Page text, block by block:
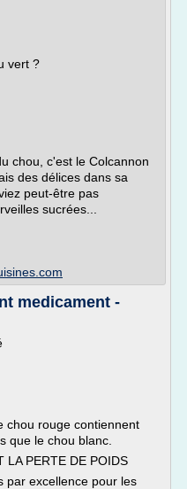
vert ?
chou, c'est le Colcannon
des délices dans sa
peut-être pas
sucrées...
medicament -
chou rouge contiennent
que le chou blanc.
LA PERTE DE POIDS
par excellence pour les